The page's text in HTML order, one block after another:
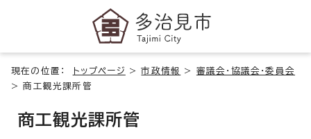
現在の位置： トップページ >市政情報 > 審議会・協議会・委員会
>商工観光課所管
商工観光課所管